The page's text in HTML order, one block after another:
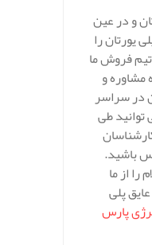
و در عین
یورتان را
تیم فروش ما
و
در سراسر
طی
باشید.
را از ما
پلی
پارس